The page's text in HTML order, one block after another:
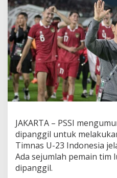
s
i
a
,
P
S
S
P
a
n
i
2
7
P
JAKARTA – PSSI
dipanggil untuk
Timnas U-23 Indonesia
Ada sejumlah pemain tim
dipanggil.